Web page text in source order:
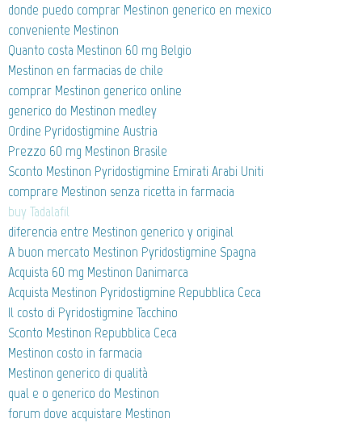
donde puedo comprar Mestinon generico en mexico
conveniente Mestinon
Quanto costa Mestinon 60 mg Belgio
Mestinon en farmacias de chile
comprar Mestinon generico online
generico do Mestinon medley
Ordine Pyridostigmine Austria
Prezzo 60 mg Mestinon Brasile
Sconto Mestinon Pyridostigmine Emirati Arabi Uniti
comprare Mestinon senza ricetta in farmacia
buy Tadalafil
diferencia entre Mestinon generico y original
A buon mercato Mestinon Pyridostigmine Spagna
Acquista 60 mg Mestinon Danimarca
Acquista Mestinon Pyridostigmine Repubblica Ceca
Il costo di Pyridostigmine Tacchino
Sconto Mestinon Repubblica Ceca
Mestinon costo in farmacia
Mestinon generico di qualità
qual e o generico do Mestinon
forum dove acquistare Mestinon